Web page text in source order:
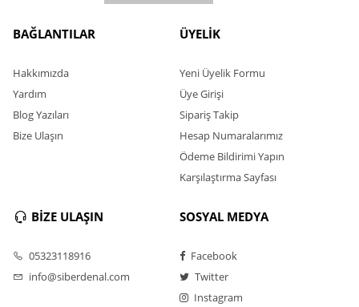
BAĞLANTILAR
Hakkımızda
Yardım
Blog Yazıları
Bize Ulaşın
ÜYELİK
Yeni Üyelik Formu
Üye Girişi
Sipariş Takip
Hesap Numaralarımız
Ödeme Bildirimi Yapın
Karşılaştırma Sayfası
BİZE ULAŞIN
05323118916
info@siberdenal.com
SOSYAL MEDYA
Facebook
Twitter
Instagram